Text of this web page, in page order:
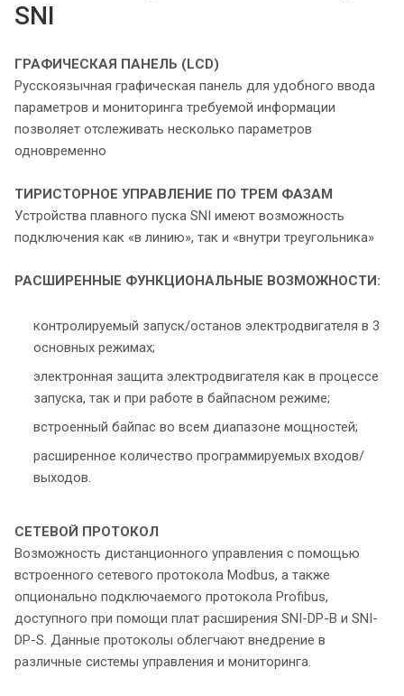
SNI
ГРАФИЧЕСКАЯ ПАНЕЛЬ (LCD)
Русскоязычная графическая панель для удобного ввода
параметров и мониторинга требуемой информации
позволяет отслеживать несколько параметров
одновременно
ТИРИСТОРНОЕ УПРАВЛЕНИЕ ПО ТРЕМ ФАЗАМ
Устройства плавного пуска SNI имеют возможность
подключения как «в линию», так и «внутри треугольника»
РАСШИРЕННЫЕ ФУНКЦИОНАЛЬНЫЕ ВОЗМОЖНОСТИ:
контролируемый запуск/останов электродвигателя в 3
основных режимах;
электронная защита электродвигателя как в процессе
запуска, так и при работе в байпасном режиме;
встроенный байпас во всем диапазоне мощностей;
расширенное количество программируемых входов/
выходов.
СЕТЕВОЙ ПРОТОКОЛ
Возможность дистанционного управления с помощью
встроенного сетевого протокола Modbus, а также
опционально подключаемого протокола Profibus,
доступного при помощи плат расширения SNI-DP-B и SNI-
DP-S. Данные протоколы облегчают внедрение в
различные системы управления и мониторинга.